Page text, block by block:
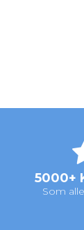
5000+
Som